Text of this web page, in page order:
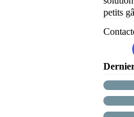
petits